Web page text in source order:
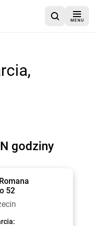
MENU
godziny
Romana
52